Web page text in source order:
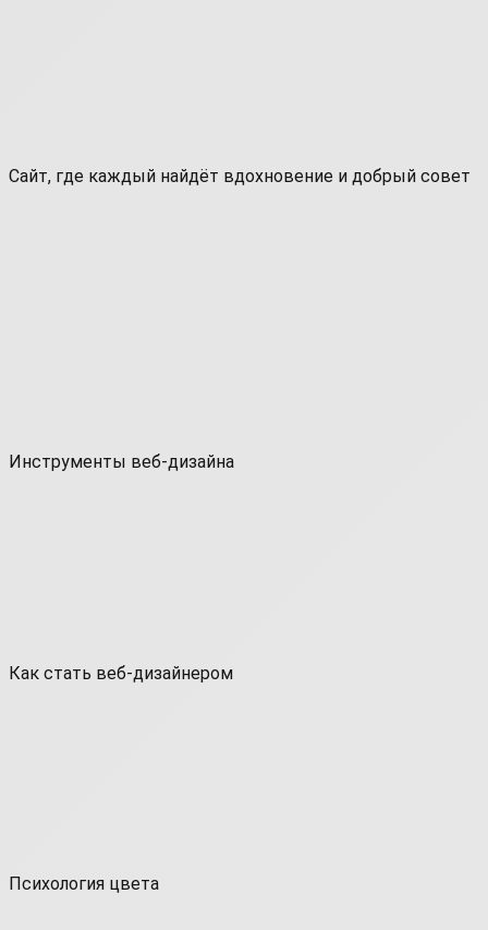
Сайт, где каждый найдёт вдохновение и добрый совет
Инструменты веб-дизайна
Как стать веб-дизайнером
Психология цвета